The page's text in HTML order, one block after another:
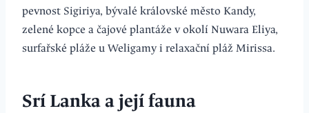
pevnost Sigiriya, bývalé královské město Kandy,
zelené kopce a čajové plantáže v okolí Nuwara Eliya,
surfařské pláže u Weligamy i relaxační pláž Mirissa.
Srí Lanka a její fauna